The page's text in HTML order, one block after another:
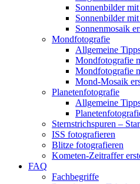
Sonnenbilder
Sonnenbilder
Sonnenmosaik
Mondfotografie
Allgemeine
Mondfotografie
Mondfotografie
Mond-Mosaik
Planetenfotografie
Allgemeine
Sternstrichspuren –
ISS fotografieren
Blitze fotografieren
Kometen-Zeitraffer
FAQ
Fachbegriffe